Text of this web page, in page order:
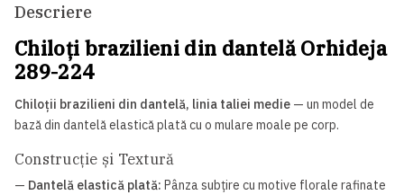
Descriere
Chiloți brazilieni din dantelă Orhideja
289-224
Chiloții brazilieni din dantelă, linia taliei medie — un model de
bază din dantelă elastică plată cu o mulare moale pe corp.
Construcție și Textură
— Dantelă elastică plată: Pânza subțire cu motive florale rafinate